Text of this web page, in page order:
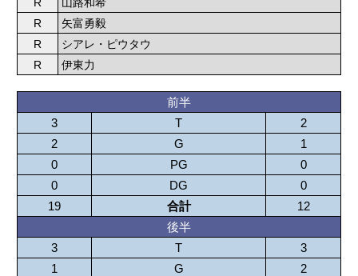
R
矢富勇毅
R
シアレ・ピウタウ
R
伊東力
前半
3
T
2
2
G
1
0
PG
0
0
DG
0
19
合計
12
後半
3
T
3
1
G
2